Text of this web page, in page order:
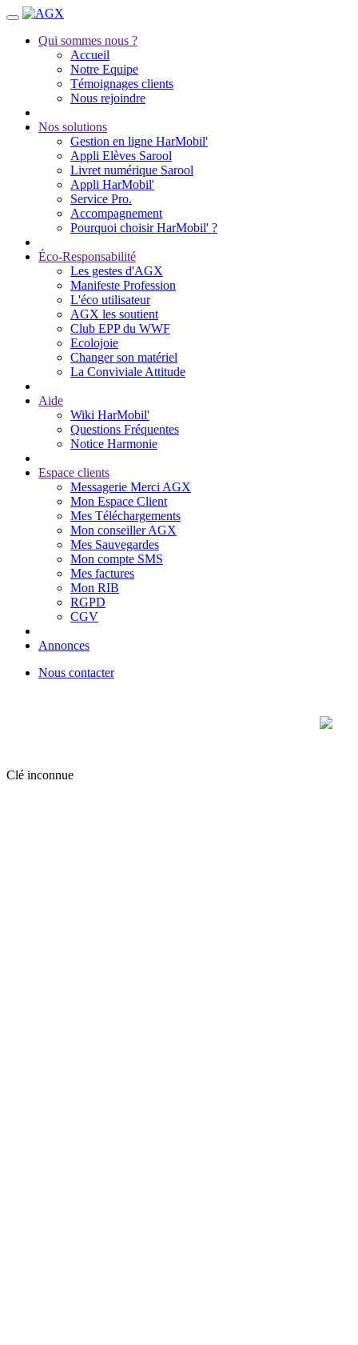
Qui sommes nous ?
Accueil
Notre Equipe
Témoignages clients
Nous rejoindre
Nos solutions
Gestion en ligne HarMobil'
Appli Elèves Sarool
Livret numérique Sarool
Appli HarMobil'
Service Pro.
Accompagnement
Pourquoi choisir HarMobil' ?
Éco-Responsabilité
Les gestes d'AGX
Manifeste Profession
L'éco utilisateur
AGX les soutient
Club EPP du WWF
Ecolojoie
Changer son matériel
La Conviviale Attitude
Aide
Wiki HarMobil'
Questions Fréquentes
Notice Harmonie
Espace clients
Messagerie Merci AGX
Mon Espace Client
Mes Téléchargements
Mon conseiller AGX
Mes Sauvegardes
Mon compte SMS
Mes factures
Mon RIB
RGPD
CGV
Annonces
Nous contacter
Clé inconnue